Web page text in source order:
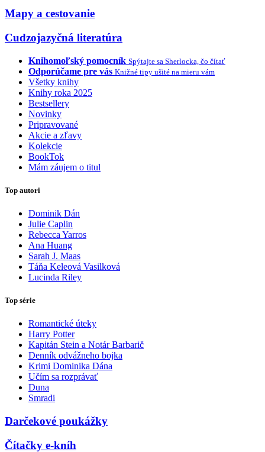
Mapy a cestovanie
Cudzojazyčná literatúra
Knihomoľský pomocník Spýtajte sa Sherlocka, čo čítať
Odporúčame pre vás Knižné tipy ušité na mieru vám
Všetky knihy
Knihy roka 2025
Bestsellery
Novinky
Pripravované
Akcie a zľavy
Kolekcie
BookTok
Mám záujem o titul
Top autori
Dominik Dán
Julie Caplin
Rebecca Yarros
Ana Huang
Sarah J. Maas
Táňa Keleová Vasilková
Lucinda Riley
Top série
Romantické úteky
Harry Potter
Kapitán Stein a Notár Barbarič
Denník odvážneho bojka
Krimi Dominika Dána
Učím sa rozprávať
Duna
Smradi
Darčekové poukážky
Čítačky e-kníh